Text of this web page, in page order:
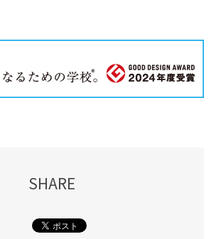
SHARE